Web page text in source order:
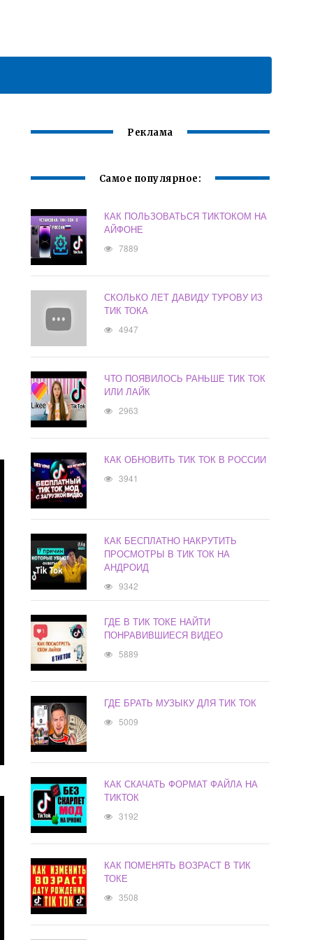
Реклама
Самое популярное:
КАК ПОЛЬЗОВАТЬСЯ ТИКТОКОМ НА
АЙФОНЕ
7889
СКОЛЬКО ЛЕТ ДАВИДУ ТУРОВУ ИЗ
ТИК ТОКА
4947
ЧТО ПОЯВИЛОСЬ РАНЬШЕ ТИК ТОК
ИЛИ ЛАЙК
2963
КАК ОБНОВИТЬ ТИК ТОК В РОССИИ
3941
КАК БЕСПЛАТНО НАКРУТИТЬ
ПРОСМОТРЫ В ТИК ТОК НА
АНДРОИД
9342
ГДЕ В ТИК ТОКЕ НАЙТИ
ПОНРАВИВШИЕСЯ ВИДЕО
5889
ГДЕ БРАТЬ МУЗЫКУ ДЛЯ ТИК ТОК
5009
КАК СКАЧАТЬ ФОРМАТ ФАЙЛА НА
ТИКТОК
3192
КАК ПОМЕНЯТЬ ВОЗРАСТ В ТИК
ТОКЕ
3508